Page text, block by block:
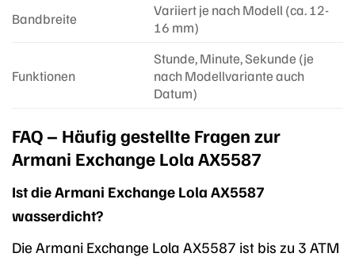
Bandbreite
Variiert je nach Modell (ca. 12-
16 mm)
Funktionen
Stunde, Minute, Sekunde (je
nach Modellvariante auch
Datum)
FAQ – Häufig gestellte Fragen zur
Armani Exchange Lola AX5587
Ist die Armani Exchange Lola AX5587
wasserdicht?
Die Armani Exchange Lola AX5587 ist bis zu 3 ATM